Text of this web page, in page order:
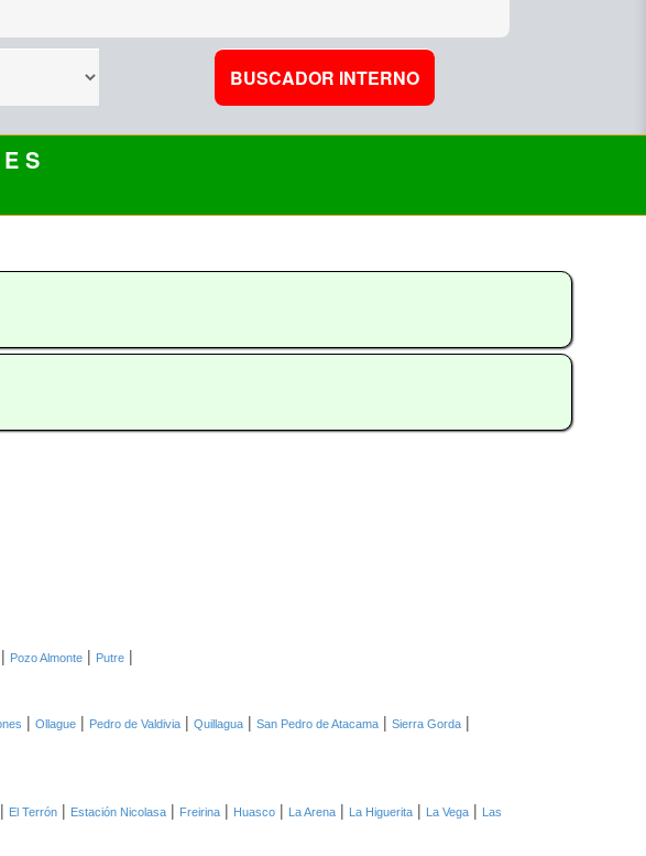
S
| Pozo Almonte | Putre |
| Ollague | Pedro de Valdivia | Quillagua | San Pedro de Atacama | Sierra Gorda |
| El Terrón | Estación Nicolasa | Freirina | Huasco | La Arena | La Higuerita | La Vega | Las